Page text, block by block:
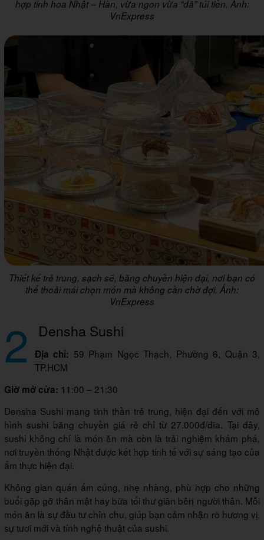
hợp tinh hoa Nhật – Hàn, vừa ngon vừa “đã” túi tiền. Ảnh:
VnExpress
Thiết kế trẻ trung, sạch sẽ, băng chuyền hiện đại, nơi bạn có
thể thoải mái chọn món mà không cần chờ đợi. Ảnh:
VnExpress
2 Densha Sushi
Địa chỉ: 59 Phạm Ngọc Thạch, Phường 6, Quận 3,
TP.HCM
Giờ mở cửa: 11:00 – 21:30
Densha Sushi mang tinh thần trẻ trung, hiện đại đến với mô
hình sushi băng chuyền giá rẻ chỉ từ 27.000đ/đĩa. Tại đây,
sushi không chỉ là món ăn mà còn là trải nghiệm khám phá,
nơi truyền thống Nhật được kết hợp tinh tế với sự sáng tạo của
ẩm thực hiện đại.
Không gian quán ấm cúng, nhẹ nhàng, phù hợp cho những
buổi gặp gỡ thân mật hay bữa tối thư giãn bên người thân. Mỗi
món ăn là sự đầu tư chỉn chu, giúp bạn cảm nhận rõ hương vị,
sự tươi mới và tính nghệ thuật của sushi.